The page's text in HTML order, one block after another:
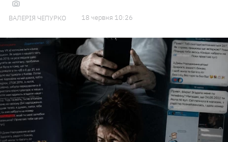
ВАЛЕРІЯ ЧЕПУРКО 18 червня 10:26